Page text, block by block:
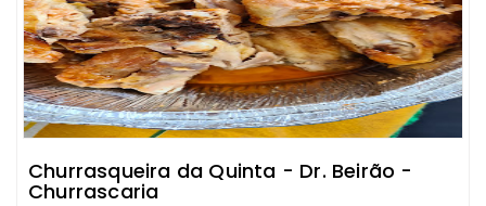
Churrasqueira da Quinta - Dr. Beirão -
Churrascaria